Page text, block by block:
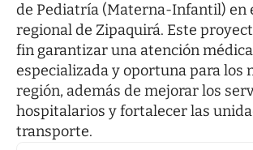
de Pediatría (Materna-Infantil) en
regional de Zipaquirá. Este
fin garantizar una atención médica
especializada y oportuna para los
región, además de mejorar los
hospitalarios y fortalecer las
transporte.